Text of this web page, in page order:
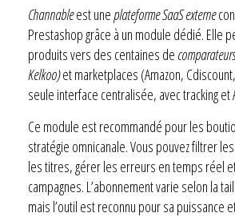
Channableest uneplateforme SaaS externe
Prestashop grâce à un module dédié. Elle
produits vers des centaines de
Kelkoo)et marketplaces (Amazon,
seule interface centralisée, avec tracking et
Ce module est recommandé pour les
stratégie omnicanale. Vous pouvez filtrer
les titres, gérer les erreurs en temps réel
campagnes. L’abonnement varie selon la
mais l’outil est reconnu pour sa puissance